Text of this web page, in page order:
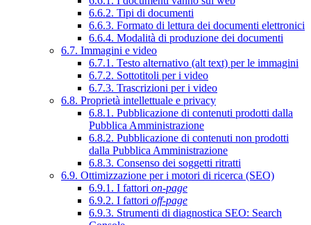
6.6.2. Tipi di documenti
6.6.3. Formato di lettura dei documenti elettronici
6.6.4. Modalità di produzione dei documenti
6.7. Immagini e video
6.7.1. Testo alternativo (alt text) per le immagini
6.7.2. Sottotitoli per i video
6.7.3. Trascrizioni per i video
6.8. Proprietà intellettuale e privacy
6.8.1. Pubblicazione di contenuti prodotti dalla
Pubblica Amministrazione
6.8.2. Pubblicazione di contenuti non prodotti
dalla Pubblica Amministrazione
6.8.3. Consenso dei soggetti ritratti
6.9. Ottimizzazione per i motori di ricerca (SEO)
6.9.1. I fattori on-page
6.9.2. I fattori off-page
6.9.3. Strumenti di diagnostica SEO: Search